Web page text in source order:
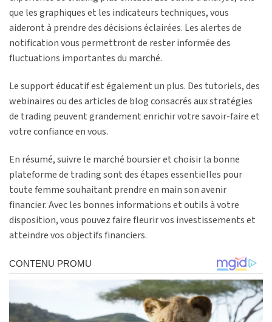
que les graphiques et les indicateurs techniques, vous
aideront à prendre des décisions éclairées. Les alertes de
notification vous permettront de rester informée des
fluctuations importantes du marché.
Le support éducatif est également un plus. Des tutoriels, des
webinaires ou des articles de blog consacrés aux stratégies
de trading peuvent grandement enrichir votre savoir-faire et
votre confiance en vous.
En résumé, suivre le marché boursier et choisir la bonne
plateforme de trading sont des étapes essentielles pour
toute femme souhaitant prendre en main son avenir
financier. Avec les bonnes informations et outils à votre
disposition, vous pouvez faire fleurir vos investissements et
atteindre vos objectifs financiers.